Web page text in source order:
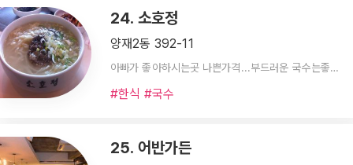
24. 소호정
양재2동 392-11
아빠가 좋아하시는곳 나쁜가격...부드러운 국수는좋아요 수육도 부들부들 맛나요
#한식 #국수
25. 어반가든